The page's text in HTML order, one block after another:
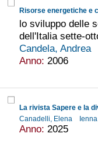
lo sviluppo delle
dell'Italia sette-
Candela, Andrea
Anno: 2006
Canadelli, Elena
Anno: 2025